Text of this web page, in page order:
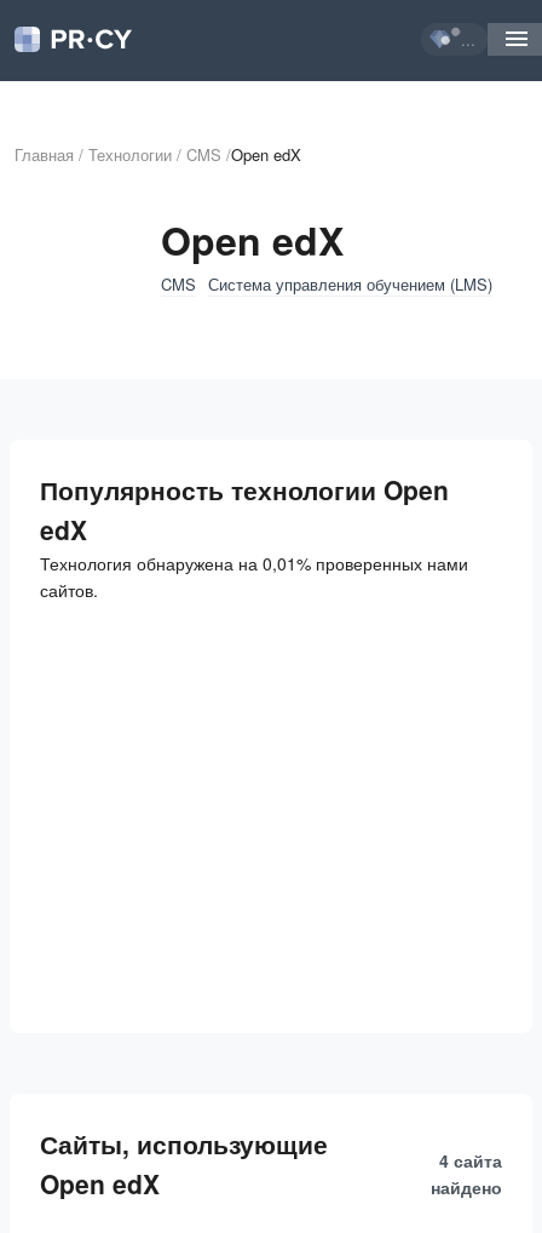
...
Главная / Технологии / CMS /Open edX
Open edX
CMS Система управления обучением (LMS)
Популярность технологии Open
edX
Технология обнаружена на 0,01% проверенных нами
сайтов.
Сайты, использующие
Open edX
4 сайта
найдено